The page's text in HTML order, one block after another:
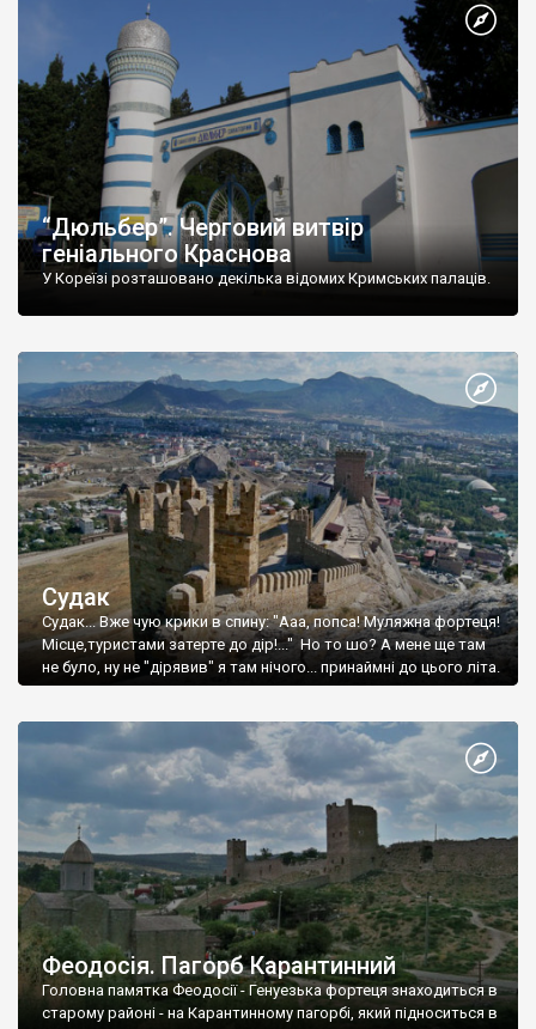
“Дюльбер”. Черговий витвір
геніального Краснова
У Кореїзі розташовано декілька відомих Кримських палаців.
Судак
Судак... Вже чую крики в спину: "Ааа, попса! Муляжна фортеця!
Місце,туристами затерте до дір!..." Но то шо? А мене ще там
не було, ну не "дірявив" я там нічого... принаймні до цього літа.
Феодосія. Пагорб Карантинний
Головна памятка Феодосії - Генуезька фортеця знаходиться в
старому районі - на Карантинному пагорбі, який підноситься в